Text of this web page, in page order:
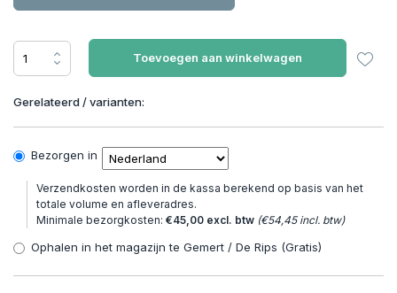
Toevoegen aan winkelwagen
Gerelateerd / varianten:
Bezorgen in
Verzendkosten worden in de kassa berekend op basis van het
totale volume en afleveradres.
Minimale bezorgkosten: €45,00 excl. btw (€54,45 incl. btw)
Ophalen in het magazijn te Gemert / De Rips (Gratis)